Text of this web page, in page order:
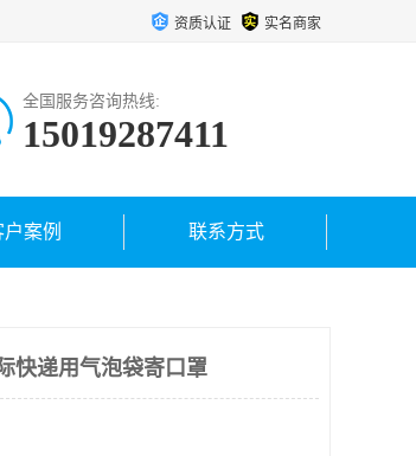
资质认证 实名商家
全国服务咨询热线:
15019287411
户案例 联系方式
快递用气泡袋寄口罩